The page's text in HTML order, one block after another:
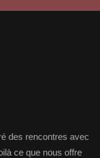
des rencontres avec
ce que nous offre